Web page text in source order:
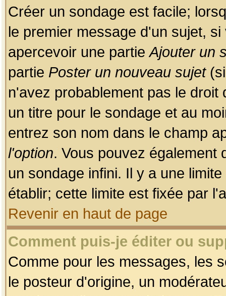
Créer un sondage est facile;
le premier message d'un sujet,
apercevoir une partieAjouter un
partie Poster un nouveau sujet(si
n'avez probablement pas le
un titre pour le sondage et au
entrez son nom dans le champ
l'option. Vous pouvez également
un sondage infini. Il y a une
établir; cette limite est fixée par
Revenir en haut de page
Comment puis-je éditer ou
Comme pour les messages, les
le posteur d'origine, un